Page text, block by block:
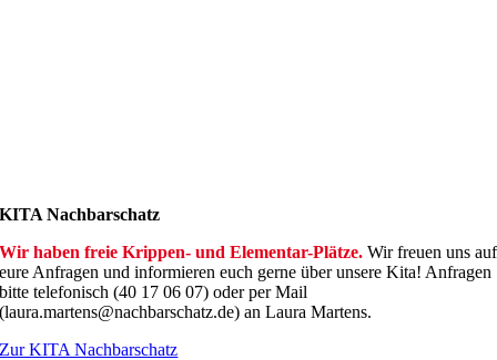
KITA Nachbarschatz
Wir haben freie Krippen- und Elementar-Plätze. Wir freuen uns auf
eure Anfragen und informieren euch gerne über unsere Kita! Anfragen
bitte telefonisch (40 17 06 07) oder per Mail
(laura.martens@nachbarschatz.de) an Laura Martens.
Zur KITA Nachbarschatz